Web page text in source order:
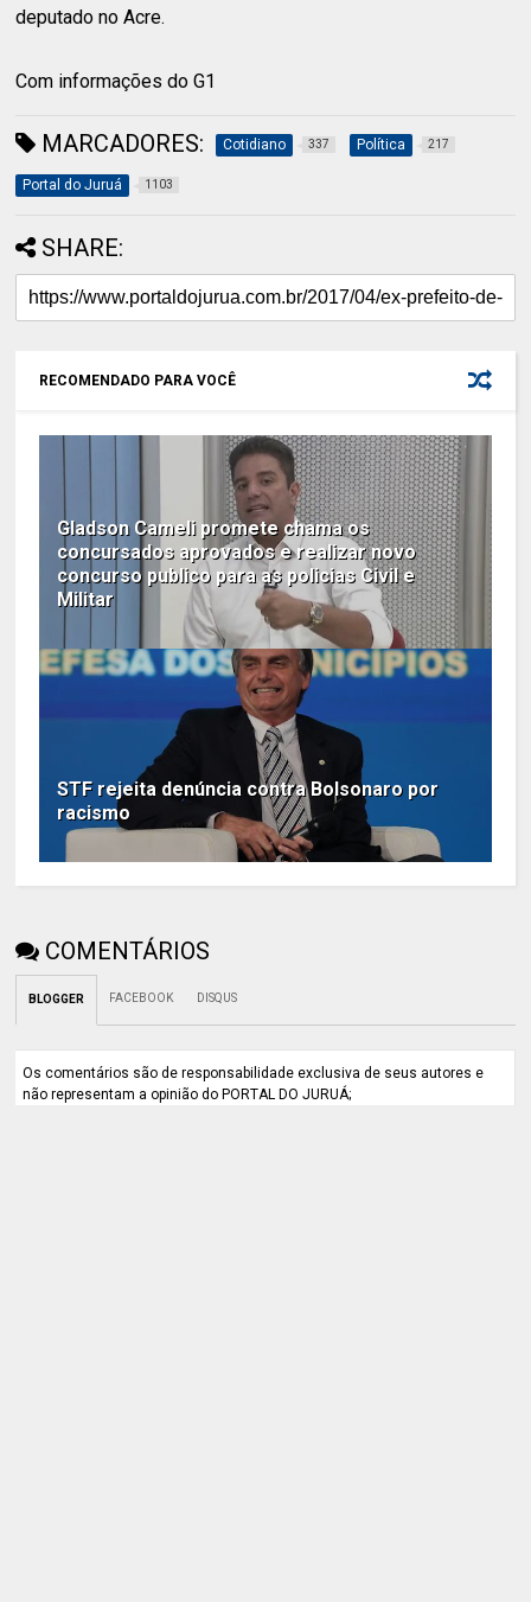
deputado no Acre.
Com informações do G1
MARCADORES: Cotidiano 337 Política 217
Portal do Juruá 1103
SHARE:
RECOMENDADO PARA VOCÊ
Gladson Cameli promete chama os
concursados aprovados e realizar novo
concurso publico para as policias Civil e
Militar
STF rejeita denúncia contra Bolsonaro por
racismo
COMENTÁRIOS
BLOGGER FACEBOOK DISQUS
Os comentários são de responsabilidade exclusiva de seus autores e
não representam a opinião do PORTAL DO JURUÁ;